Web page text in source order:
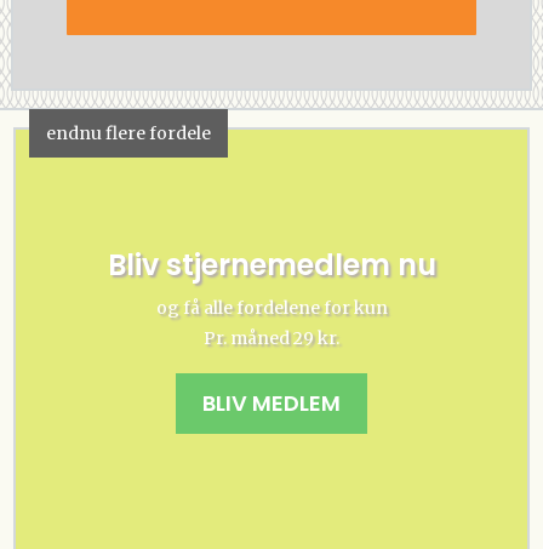
endnu flere fordele
Bliv stjernemedlem nu
og få alle fordelene for kun
Pr. måned 29 kr.
BLIV MEDLEM